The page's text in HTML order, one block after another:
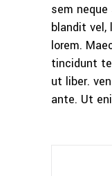
sem
blandit vel,
lorem.
tincidunt
ut liber.
ante. Ut